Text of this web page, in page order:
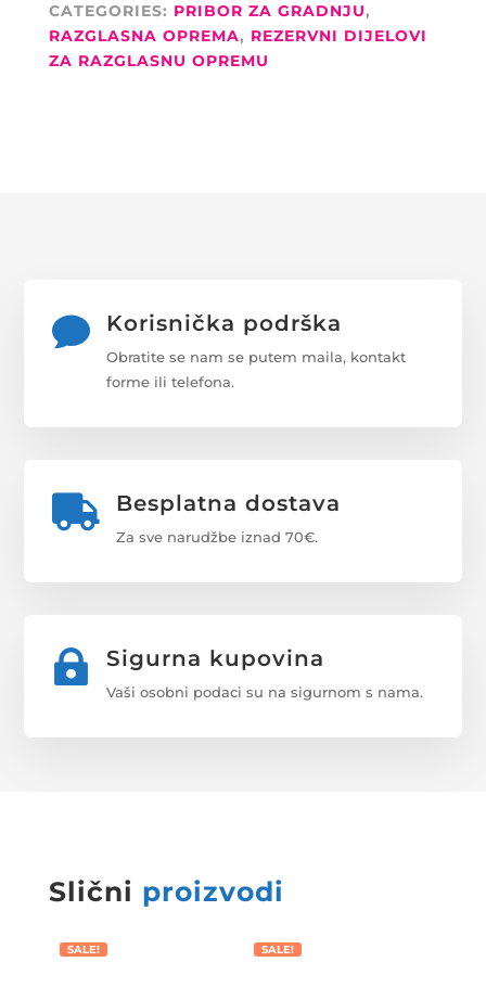
ŠIPKE
35MM,
UGRADBENI
CATEGORIES: PRIBOR ZA GRADNJU,
RAZGLASNA OPREMA, REZERVNI DIJELOVI
ZA RAZGLASNU OPREMU
 Korisnička podrška
Obratite se nam se putem maila, kontakt
forme ili telefona.
 Besplatna dostava
Za sve narudžbe iznad 70€.
 Sigurna kupovina
Vaši osobni podaci su na sigurnom s nama.
Slični proizvodi
SALE! SALE!